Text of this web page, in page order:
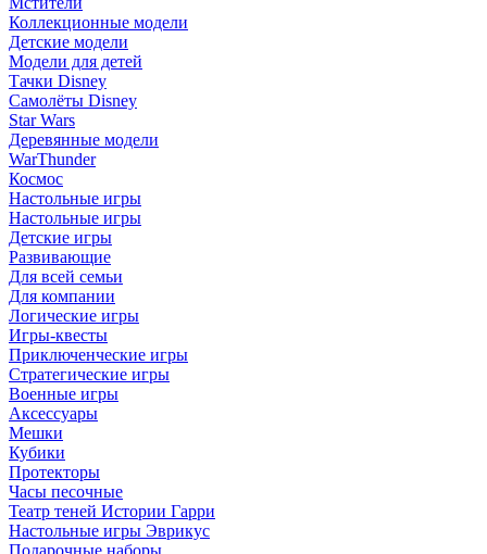
Коллекционные модели
Детские модели
Модели для детей
Тачки Disney
Самолёты Disney
Star Wars
Деревянные модели
WarThunder
Космос
Настольные игры
Настольные игры
Детские игры
Развивающие
Для всей семьи
Для компании
Логические игры
Игры-квесты
Приключенческие игры
Стратегические игры
Военные игры
Аксессуары
Мешки
Кубики
Протекторы
Часы песочные
Театр теней Истории Гарри
Настольные игры Эврикус
Подарочные наборы